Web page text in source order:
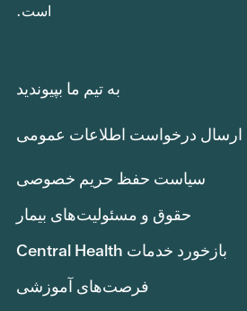
است.
به تیم ما بپیوندید
ارسال درخواست اطلاعات عمومی
سیاست حفظ حریم خصوصی
حقوق و مسئولیت‌های بیمار
بازخورد خدمات Central Health
فرصت‌های آموزشی